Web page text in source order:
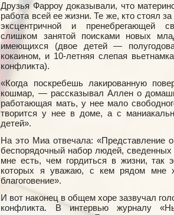
Друзья Фарроу доказывали, что
работа всей ее жизни. Те же, кто стоял
эксцентричной и пренебрегающей
слишком занятой поисками новых
имеющихся (двое детей —
кокаином, и 10-летняя слепая
конфликта).
«Когда поскребешь лакированную
кошмар, — рассказывал Аллен о
работающая мать, у нее мало
творится у нее в доме, а с
детей».
На это Миа отвечала: «Представление
беспорядочный набор людей,
мне есть, чем гордиться в жизни,
которых я уважаю, с кем рядом мне
благоговение».
И вот наконец в общем хоре зазвучал
конфликта. В интервью журналу